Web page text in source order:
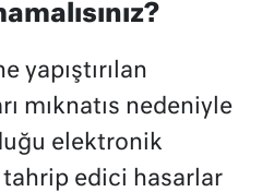
yapıştırılan
mıknatıs nedeniyle
elektronik
tahrip edici hasarlar